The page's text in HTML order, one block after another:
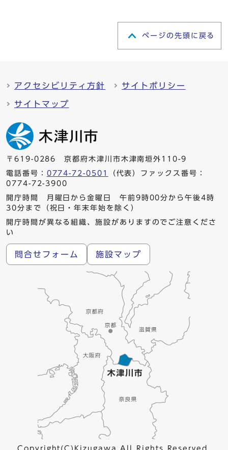
ページの先頭に戻る
アクセシビリティ方針 サイトポリシー
サイトマップ
〒619-0286 京都府木津川市木津南垣外110-9
電話番号： 0774-72-0501
（代表）ファックス番号：
0774-72-3900
開庁時間 月曜日から金曜日 午前9時00分から午後4時
30分まで（祝日・年末年始を除く）
開庁時間が異なる組織、施設がありますのでご注意くださ
い
問合せフォーム 施設マップ